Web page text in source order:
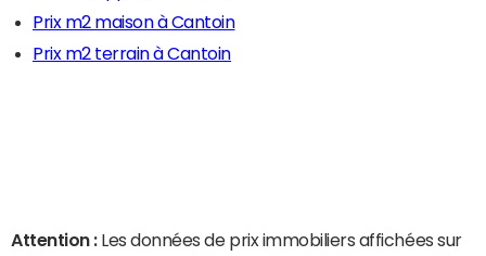
Prix m2 maison à Cantoin
Prix m2 terrain à Cantoin
Attention : Les données de prix immobiliers affichées sur